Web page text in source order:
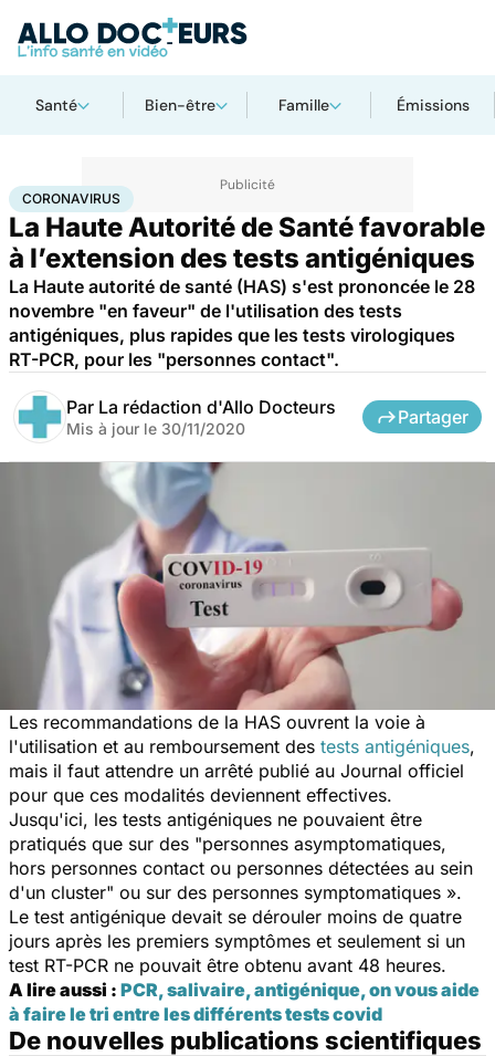
Santé Bien-être Famille Émissions
AccueilSantéMaladies Coronavirus
CORONAVIRUS
La Haute Autorité de Santé favorable
à l’extension des tests antigéniques
La Haute autorité de santé (HAS) s'est prononcée le 28
novembre "en faveur" de l'utilisation des tests
antigéniques, plus rapides que les tests virologiques
RT-PCR, pour les "personnes contact".
Par La rédaction d'Allo Docteurs
Mis à jour le 30/11/2020
Partager
Les recommandations de la HAS ouvrent la voie à
l'utilisation et au remboursement des tests antigéniques,
mais il faut attendre un arrêté publié au Journal officiel
pour que ces modalités deviennent effectives.
Jusqu'ici, les tests antigéniques ne pouvaient être
pratiqués que sur des "personnes asymptomatiques,
hors personnes contact ou personnes détectées au sein
d'un cluster" ou sur des personnes symptomatiques ».
Le test antigénique devait se dérouler moins de quatre
jours après les premiers symptômes et seulement si un
test RT-PCR ne pouvait être obtenu avant 48 heures.
A lire aussi : PCR, salivaire, antigénique, on vous aide
à faire le tri entre les différents tests covid
De nouvelles publications scientifiques